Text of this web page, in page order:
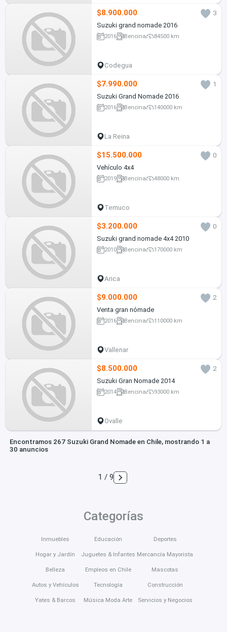
$8.900.000
3
Suzuki grand nomade 2016
2016 Bencina 84500 km
Codegua
$7.990.000
1
Suzuki Grand Nomade 2016
2016 Bencina 140000 km
La Reina
$15.500.000
0
Vehículo 4x4
2019 Bencina 48000 km
Temuco
$3.200.000
0
Suzuki grand nomade 4x4 2010
2010 Bencina 170000 km
Arica
$9.000.000
2
Venta gran nómade
2016 Bencina 110000 km
Vallenar
$8.500.000
2
Suzuki Gran Nomade 2014
2014 Bencina 93000 km
Ovalle
Encontramos 267 Suzuki Grand Nomade en Chile, mostrando 1 a
30 anuncios
1 / 9
Categorías
Inmuebles
Hogar y Jardín
Belleza
Autos y Vehículos
Yates & Barcos
Educación
Juguetes & Infantes
Empleos en Chile
Tecnología
Música Moda Arte
Deportes
Mercancía Mayorista
Mascotas
Construcción
Servicios y Negocios